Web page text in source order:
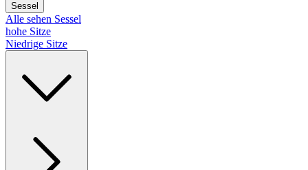
Sessel
Alle sehen Sessel
hohe Sitze
Niedrige Sitze